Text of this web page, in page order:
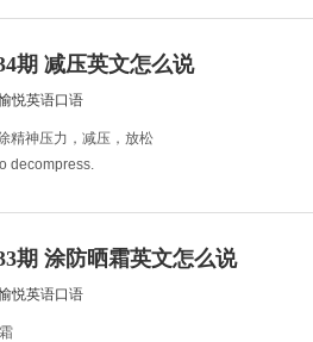
期 减压英文怎么说
悦英语口语
精神压力，减压，放松
decompress.
a very good way to de
期 涂防晒霜英文怎么说
悦英语口语